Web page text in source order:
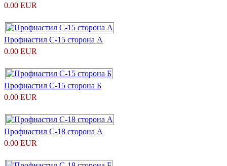
0.00 EUR
Профнастил С-15 сторона А
0.00 EUR
Профнастил С-15 сторона Б
0.00 EUR
Профнастил С-18 сторона А
0.00 EUR